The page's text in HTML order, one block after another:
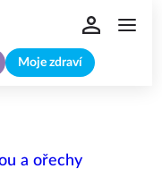
Moje zdraví